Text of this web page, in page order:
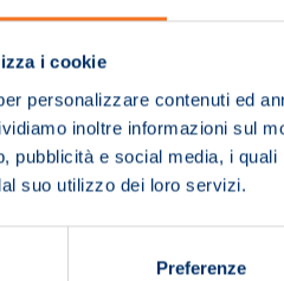
i cookie
personalizzare contenuti ed
inoltre informazioni sul
pubblicità e social media, i
suo utilizzo dei loro servizi.
Preferenze